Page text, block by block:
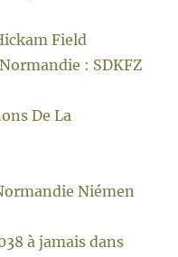
Field
: SDKFZ
De La
Niémen
à jamais dans